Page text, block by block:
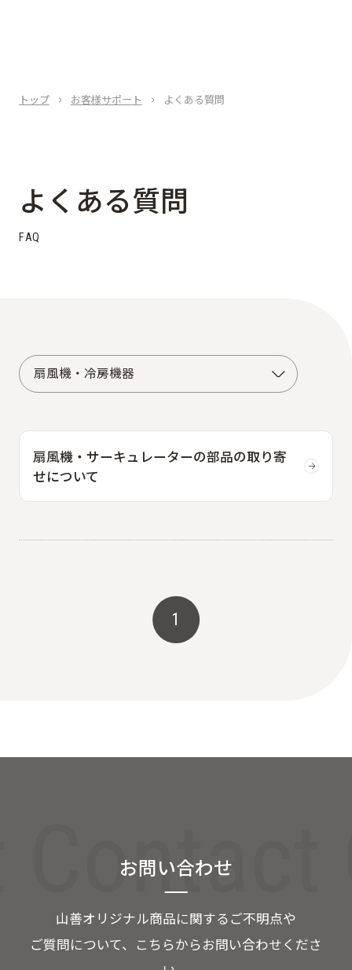
トップ お客様サポート よくある質問
よ く ある質問
FAQ
扇風機・サーキュレーターの部品の取り寄
せについて
1
1
お問い合わせ
山善オリジナル商品に関するご不明点や
ご質問について、こちらからお問い合わせくださ